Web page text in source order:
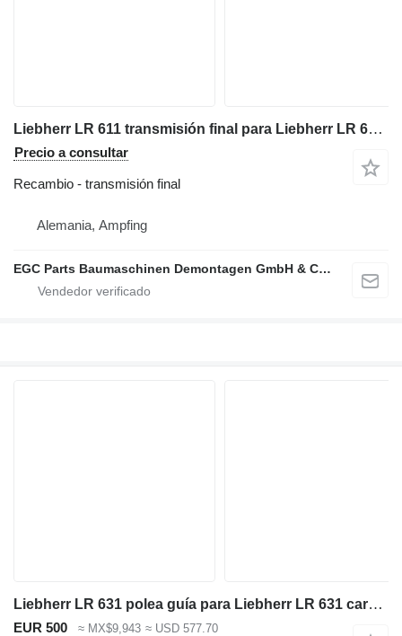
Liebherr LR 611 transmisión final para Liebherr LR 611 cargadora de cadenas
Precio a consultar
Recambio - transmisión final
Alemania, Ampfing
EGC Parts Baumaschinen Demontagen GmbH & Co. KG
Liebherr LR 631 polea guía para Liebherr LR 631 cargadora de cadenas
EUR 500 ≈ MX$9,943 ≈ USD 577.70